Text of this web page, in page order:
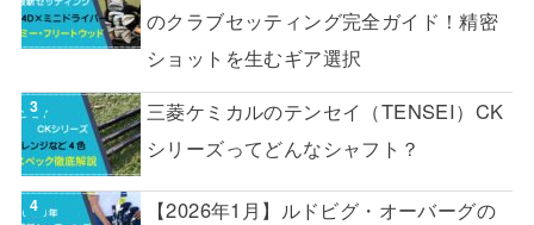
のクラブセッティング完全ガイド！精密
ショットを生むギア選択
三菱ケミカルのテンセイ（TENSEI）CK
シリーズってどんなシャフト？
【2026年1月】ルドビグ・オーバーグの